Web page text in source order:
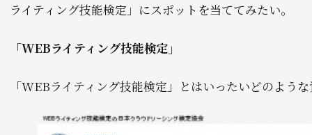
ライティング技能検定」にスポットを当ててみたい。
「WEBライティング技能検定」
「WEBライティング技能検定」とはいったいどのよう